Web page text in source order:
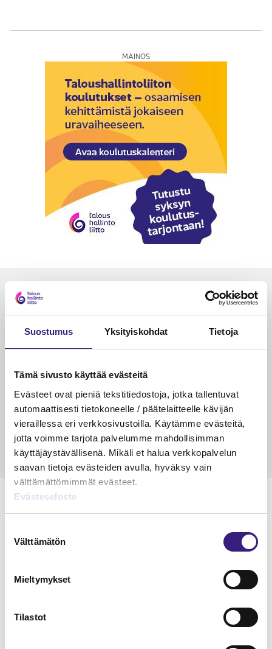
Suostumus Yksityiskohdat Tietoja
Tämä sivusto käyttää evästeitä
Evästeet ovat pieniä tekstitiedostoja, jotka tallentuvat
automaattisesti tietokoneelle / päätelaitteelle kävijän
vieraillessa eri verkkosivustoilla. Käytämme evästeitä,
jotta voimme tarjota palvelumme mahdollisimman
käyttäjäystävällisenä. Mikäli et halua verkkopalvelun
saavan tietoja evästeiden avulla, hyväksy vain
välttämättömimmät evästeet.
Evästeseloste
valinta
Välttämätön
Mieltymykset
Tilastot
MAINOS
Luetuimmat
VEROTUS
Kulu­veloitukset arvon­lisä­
verotuksessa – omien kulujen
veloitus, kulujen edelleen­
veloitus ja läpi­laskutus
Petri Salomaa
15.5.2023 10 min